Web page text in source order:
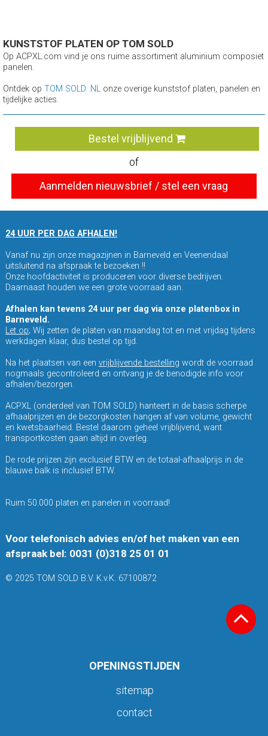
KUNSTSTOF PLATEN OP TOM SOLD
Op ACPXL.com vind je ons ruime assortiment aluminium composiet
panelen.
Ontdek op TOM SOLD .NL onze overige kunststof platen, panelen en
tijdelijke acties.
Bestel vrijblijvend
of
Aanmelden nieuwsbrief / stel een vraag
24 UUR PER DAG AFHALEN!
Vanaf nu zijn onze magazijnen in Barneveld en Veenendaal
uitsluitend na afspraak te bezoeken !!
Onze hoofdactiviteit is produceren voor diverse bedrijven.
Daarnaast houden we een grote voorraad aan.
Afhalen kan tevens 24 uur per dag via onze platenbox in
Barneveld.
Let op; Wij zetten de platen van maandag tot en met vrijdag tijdens
werkdagen klaar, dus bestel op tijd.
Na het plaatsen van een vrijblijvende bestelling wordt de voorraad
nogmaals gecontroleerd en ontvang je de benodigde info voor
afhalen/bezorgen.
ACPXL (onderdeel van TOM SOLD) hanteert in de basis scherpe
afhaalprijzen en de bezorgkosten hangen af van volume, gewicht
en kwetsbaarheid. Bestel daarom geheel vrijblijvend, want
transportkosten gaan altijd in overleg.
De rode prijzen zijn exclusief BTW en de totaal-afhaalprijs in de
blauwe balk is inclusief BTW.
Ruim 50.000 platen en panelen in voorraad!
Voor telefonisch advies en/of het maken van een
afspraak bel: 0031 (0)318 25 01 01
© 2025 TOM SOLD B.V. K.v.K. 67100872
OPENINGSTIJDEN
sitemap
contact